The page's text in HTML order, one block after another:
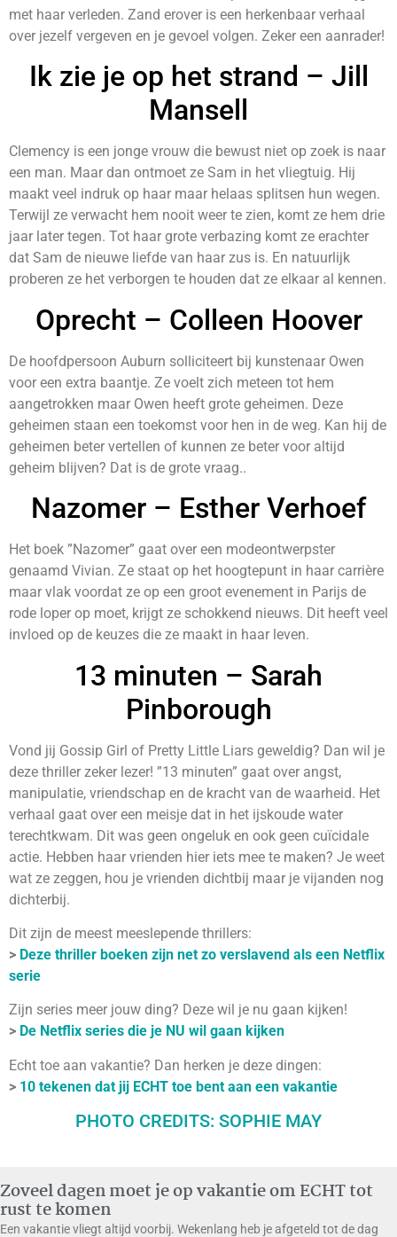
met haar verleden. Zand erover is een herkenbaar verhaal
over jezelf vergeven en je gevoel volgen. Zeker een aanrader!
Ik zie je op het strand – Jill
Mansell
Clemency is een jonge vrouw die bewust niet op zoek is naar
een man. Maar dan ontmoet ze Sam in het vliegtuig. Hij
maakt veel indruk op haar maar helaas splitsen hun wegen.
Terwijl ze verwacht hem nooit weer te zien, komt ze hem drie
jaar later tegen. Tot haar grote verbazing komt ze erachter
dat Sam de nieuwe liefde van haar zus is. En natuurlijk
proberen ze het verborgen te houden dat ze elkaar al kennen.
Oprecht – Colleen Hoover
De hoofdpersoon Auburn solliciteert bij kunstenaar Owen
voor een extra baantje. Ze voelt zich meteen tot hem
aangetrokken maar Owen heeft grote geheimen. Deze
geheimen staan een toekomst voor hen in de weg. Kan hij de
geheimen beter vertellen of kunnen ze beter voor altijd
geheim blijven? Dat is de grote vraag..
Nazomer – Esther Verhoef
Het boek ”Nazomer” gaat over een modeontwerpster
genaamd Vivian. Ze staat op het hoogtepunt in haar carrière
maar vlak voordat ze op een groot evenement in Parijs de
rode loper op moet, krijgt ze schokkend nieuws. Dit heeft veel
invloed op de keuzes die ze maakt in haar leven.
13 minuten – Sarah
Pinborough
Vond jij Gossip Girl of Pretty Little Liars geweldig? Dan wil je
deze thriller zeker lezer! ”13 minuten” gaat over angst,
manipulatie, vriendschap en de kracht van de waarheid. Het
verhaal gaat over een meisje dat in het ijskoude water
terechtkwam. Dit was geen ongeluk en ook geen cuïcidale
actie. Hebben haar vrienden hier iets mee te maken? Je weet
wat ze zeggen, hou je vrienden dichtbij maar je vijanden nog
dichterbij.
Dit zijn de meest meeslepende thrillers:
> Deze thriller boeken zijn net zo verslavend als een Netflix
serie
Zijn series meer jouw ding? Deze wil je nu gaan kijken!
> De Netflix series die je NU wil gaan kijken
Echt toe aan vakantie? Dan herken je deze dingen:
> 10 tekenen dat jij ECHT toe bent aan een vakantie
PHOTO CREDITS: SOPHIE MAY
Zoveel dagen moet je op vakantie om ECHT tot
rust te komen
Een vakantie vliegt altijd voorbij. Wekenlang heb je afgeteld tot de dag